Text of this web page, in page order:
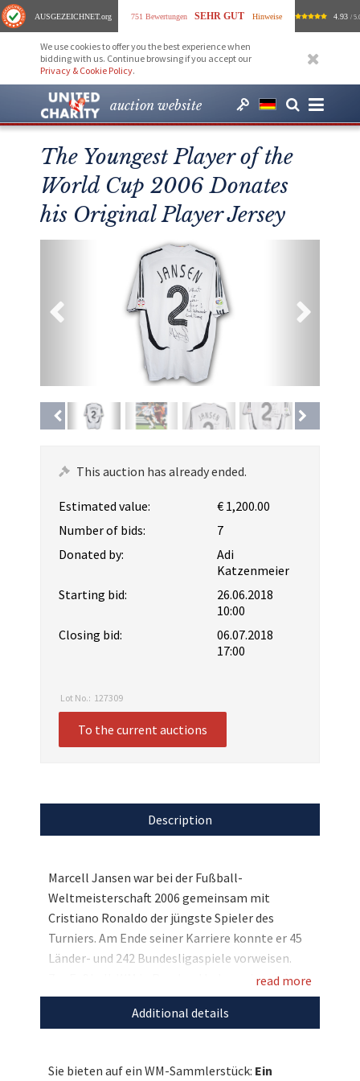
AUSGEZEICHNET.org 751 Bewertungen SEHR GUT Hinweise 4.93 /
We use cookies to offer you the best experience when
bidding with us. Continue browsing if you accept our
Privacy & Cookie Policy.
auction website
The Youngest Player of the
World Cup 2006 Donates
his Original Player Jersey
This auction has already ended.
Estimated value:
€ 1,200.00
Number of bids:
7
Donated by:
Adi
Katzenmeier
Starting bid:
26.06.2018
10:00
Closing bid:
06.07.2018
17:00
Lot No.: 127309
To the current auctions
Description
Marcell Jansen war bei der Fußball-
Weltmeisterschaft 2006 gemeinsam mit
Cristiano Ronaldo der jüngste Spieler des
Turniers. Am Ende seiner Karriere konnte er 45
Länder- und 242 Bundesligaspiele vorweisen.
Zur Fußball-WM in Russland haben wir aus dem
Nachlass des DFB-Physiotherapeuten Adi
Katzenmeier ein persönliches Sammlerstück
read more
Additional details
Sie bieten auf ein WM-Sammlerstück: Ein